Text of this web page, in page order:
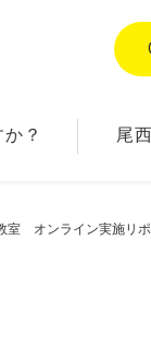
？ 尾
オンライン実施リ